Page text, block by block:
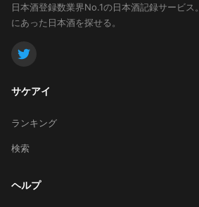
日本酒登録数業界No.1の日本酒記録サービス。
にあった日本酒を探せる。
サケアイ
ランキング
検索
ヘルプ